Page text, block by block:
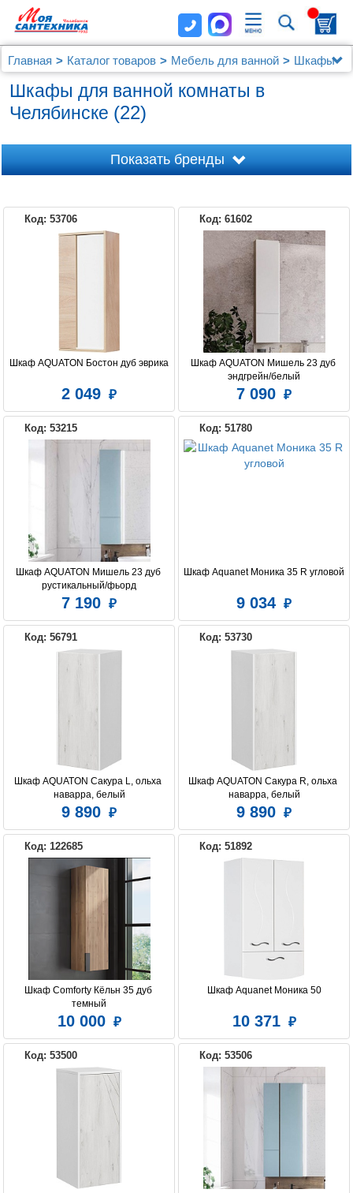
Главная Каталог товаров Мебель для ванной Шкафы
Шкафы для ванной комнаты в
Челябинске (22)
1MARKA
BELBAGNO
CEZARES DURAVIT
JACOB DELAFON
Показать бренды
Код: 53706
Шкаф AQUATON Бостон дуб эврика
2 049
Код: 61602
Шкаф AQUATON Мишель 23 дуб
эндгрейн/белый
7 090
Код: 53215
Шкаф AQUATON Мишель 23 дуб
рустикальный/фьорд
7 190
Код: 51780
Шкаф Aquanet Моника 35 R угловой
9 034
Код: 56791
Шкаф AQUATON Сакура L, ольха
наварра, белый
9 890
Код: 53730
Шкаф AQUATON Сакура R, ольха
наварра, белый
9 890
Код: 122685
Шкаф Comforty Кёльн 35 дуб
темный
10 000
Код: 51892
Шкаф Aquanet Моника 50
10 371
Код: 53500 Код: 53506